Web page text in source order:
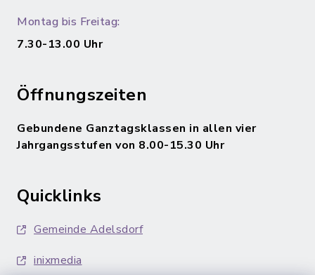
Montag bis Freitag:
7.30-13.00 Uhr
Öffnungszeiten
Gebundene Ganztagsklassen in allen vier
Jahrgangsstufen von 8.00-15.30 Uhr
Quicklinks
Gemeinde Adelsdorf
inixmedia